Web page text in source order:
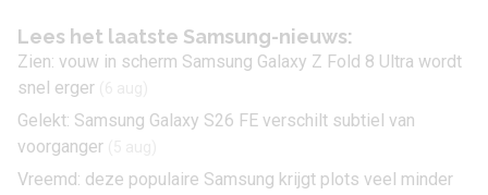
Lees het laatste Samsung-nieuws:
Zien: vouw in scherm Samsung Galaxy Z Fold 8 Ultra wordt
snel erger
Gelekt: Samsung Galaxy S26 FE verschilt subtiel van
voorganger
Vreemd: deze populaire Samsung krijgt plots veel minder